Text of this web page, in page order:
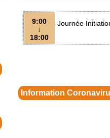
9:00
↓
18:00
Journée
Information